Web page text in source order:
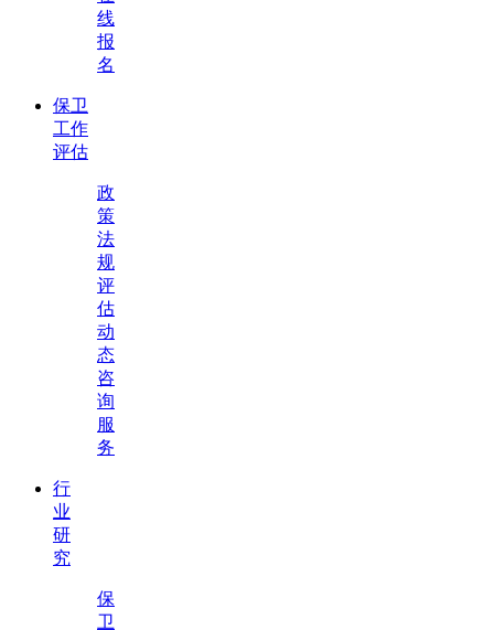
线
报
名
保卫
工作
评估
政
策
法
规
评
估
动
态
咨
询
服
务
行
业
研
究
保
卫